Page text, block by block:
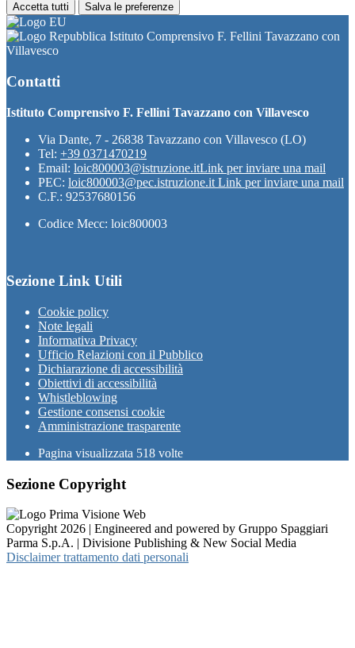
Accetta tutti Salva le preferenze
Istituto Comprensivo F. Fellini Tavazzano con
Villavesco
Contatti
Istituto Comprensivo F. Fellini Tavazzano con Villavesco
Via Dante, 7 - 26838 Tavazzano con Villavesco (LO)
Tel: +39 0371470219
Email: loic800003@istruzione.itLink per inviare una mail
PEC: loic800003@pec.istruzione.it Link per inviare una mail
C.F.: 92537680156
Codice Mecc: loic800003
Sezione Link Utili
Cookie policy
Note legali
Informativa Privacy
Ufficio Relazioni con il Pubblico
Dichiarazione di accessibilità
Obiettivi di accessibilità
Whistleblowing
Gestione consensi cookie
Amministrazione trasparente
Pagina visualizzata 518 volte
Sezione Copyright
Copyright 2026 | Engineered and powered by Gruppo Spaggiari
Parma S.p.A. | Divisione Publishing & New Social Media
Disclaimer trattamento dati personali